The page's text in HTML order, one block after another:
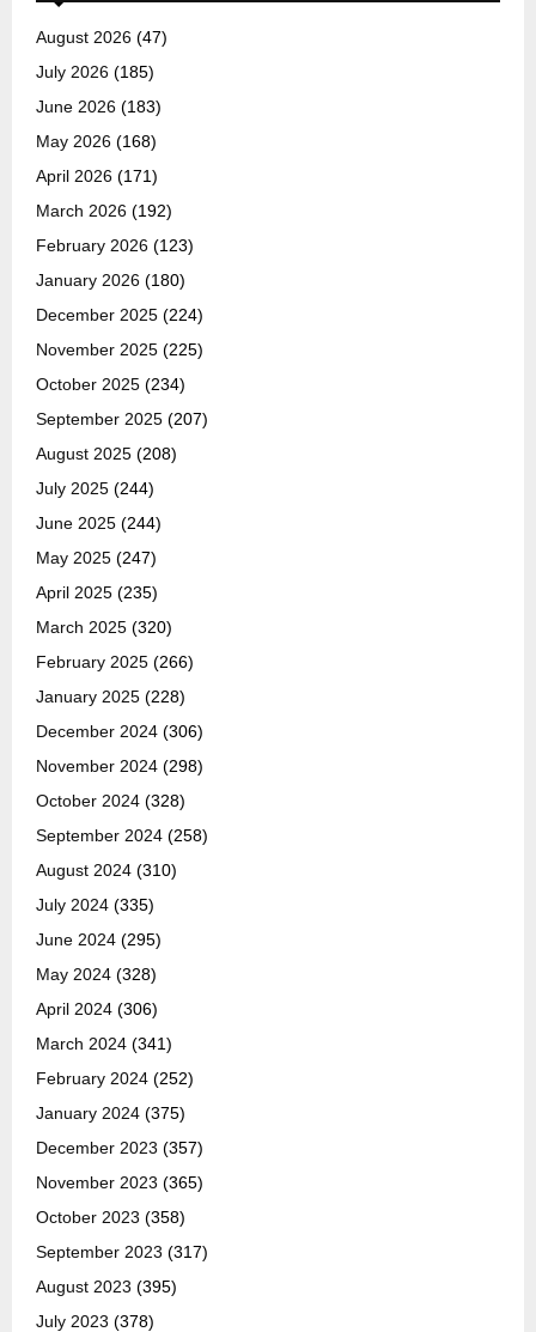
August 2026 (47)
July 2026 (185)
June 2026 (183)
May 2026 (168)
April 2026 (171)
March 2026 (192)
February 2026 (123)
January 2026 (180)
December 2025 (224)
November 2025 (225)
October 2025 (234)
September 2025 (207)
August 2025 (208)
July 2025 (244)
June 2025 (244)
May 2025 (247)
April 2025 (235)
March 2025 (320)
February 2025 (266)
January 2025 (228)
December 2024 (306)
November 2024 (298)
October 2024 (328)
September 2024 (258)
August 2024 (310)
July 2024 (335)
June 2024 (295)
May 2024 (328)
April 2024 (306)
March 2024 (341)
February 2024 (252)
January 2024 (375)
December 2023 (357)
November 2023 (365)
October 2023 (358)
September 2023 (317)
August 2023 (395)
July 2023 (378)